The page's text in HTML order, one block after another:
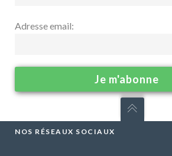
Adresse email:
NOS RÉSEAUX SOCIAUX